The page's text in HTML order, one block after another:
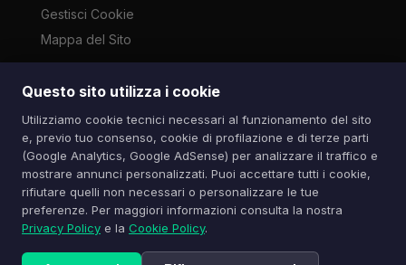
Questo sito utilizza i cookie
Utilizziamo cookie tecnici necessari al funzionamento del sito
e, previo tuo consenso, cookie di profilazione e di terze parti
(Google Analytics, Google AdSense) per analizzare il traffico e
mostrare annunci personalizzati. Puoi accettare tutti i cookie,
rifiutare quelli non necessari o personalizzare le tue
preferenze. Per maggiori informazioni consulta la nostra
Privacy Policy e la Cookie Policy.
Gestisci Cookie
Mappa del Sito
Le immagini presenti su questo sito sono di proprietà dei
cronaca ai sensi dell'art. 70 L. 633/1941. Contatti:
info@spazioitech.it
© 2026 Spazio iTech — Seven Trade SRLS — P.IVA:
04077740985